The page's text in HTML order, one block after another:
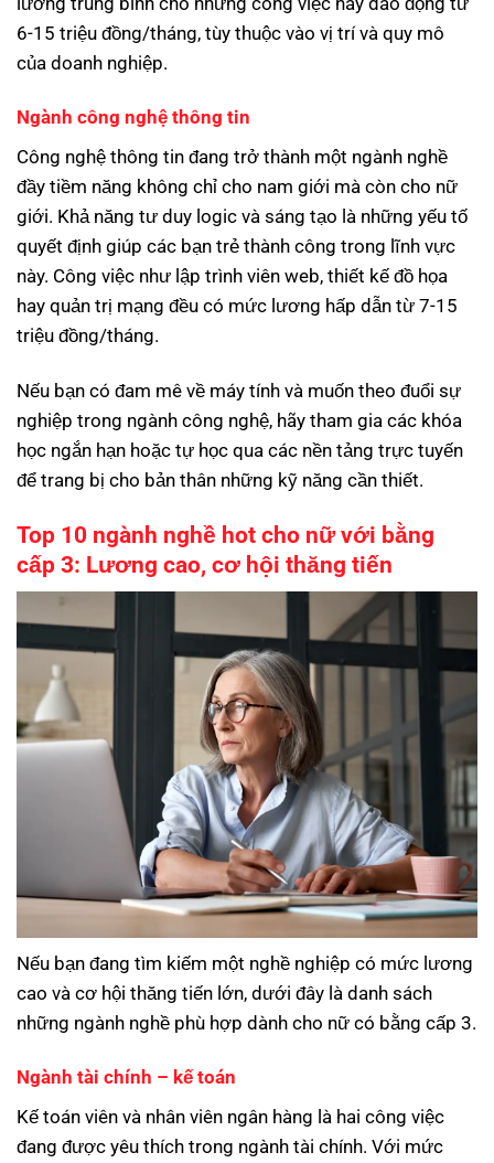
6-15 triệu đồng/tháng, tùy thuộc vào vị trí và quy mô
của doanh nghiệp.
Ngành công nghệ thông tin
Công nghệ thông tin đang trở thành một ngành nghề
đầy tiềm năng không chỉ cho nam giới mà còn cho nữ
giới. Khả năng tư duy logic và sáng tạo là những yếu tố
quyết định giúp các bạn trẻ thành công trong lĩnh vực
này. Công việc như lập trình viên web, thiết kế đồ họa
hay quản trị mạng đều có mức lương hấp dẫn từ 7-15
triệu đồng/tháng.
Nếu bạn có đam mê về máy tính và muốn theo đuổi sự
nghiệp trong ngành công nghệ, hãy tham gia các khóa
học ngắn hạn hoặc tự học qua các nền tảng trực tuyến
để trang bị cho bản thân những kỹ năng cần thiết.
Top 10 ngành nghề hot cho nữ với bằng
cấp 3: Lương cao, cơ hội thăng tiến
Nếu bạn đang tìm kiếm một nghề nghiệp có mức lương
cao và cơ hội thăng tiến lớn, dưới đây là danh sách
những ngành nghề phù hợp dành cho nữ có bằng cấp 3.
Ngành tài chính – kế toán
Kế toán viên và nhân viên ngân hàng là hai công việc
đang được yêu thích trong ngành tài chính. Với mức